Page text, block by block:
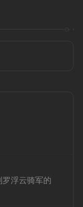
浮云骑军的